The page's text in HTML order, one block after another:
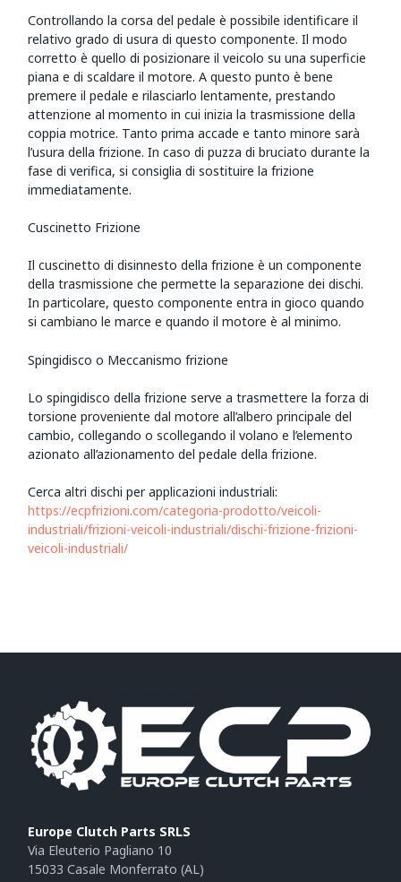
Controllando la corsa del pedale è possibile identificare il
relativo grado di usura di questo componente. Il modo
corretto è quello di posizionare il veicolo su una superficie
piana e di scaldare il motore. A questo punto è bene
premere il pedale e rilasciarlo lentamente, prestando
attenzione al momento in cui inizia la trasmissione della
coppia motrice. Tanto prima accade e tanto minore sarà
l’usura della frizione. In caso di puzza di bruciato durante la
fase di verifica, si consiglia di sostituire la frizione
immediatamente.
Cuscinetto Frizione
Il cuscinetto di disinnesto della frizione è un componente
della trasmissione che permette la separazione dei dischi.
In particolare, questo componente entra in gioco quando
si cambiano le marce e quando il motore è al minimo.
Spingidisco o Meccanismo frizione
Lo spingidisco della frizione serve a trasmettere la forza di
torsione proveniente dal motore all’albero principale del
cambio, collegando o scollegando il volano e l’elemento
azionato all’azionamento del pedale della frizione.
Cerca altri dischi per applicazioni industriali:
https://ecpfrizioni.com/categoria-prodotto/veicoli-
industriali/frizioni-veicoli-industriali/dischi-frizione-frizioni-
veicoli-industriali/
Europe Clutch Parts SRLS
Via Eleuterio Pagliano 10
15033 Casale Monferrato (AL)